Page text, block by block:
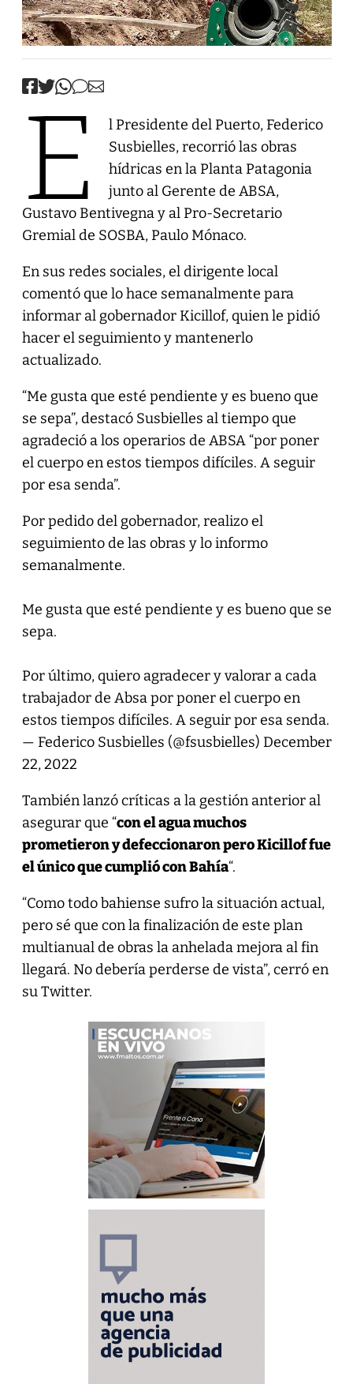
E
l Presidente del Puerto, Federico
Susbielles, recorrió las obras
hídricas en la Planta Patagonia
junto al Gerente de ABSA,
Gustavo Bentivegna y al Pro-Secretario
Gremial de SOSBA, Paulo Mónaco.
En sus redes sociales, el dirigente local
comentó que lo hace semanalmente para
informar al gobernador Kicillof, quien le pidió
hacer el seguimiento y mantenerlo
actualizado.
“Me gusta que esté pendiente y es bueno que
se sepa”, destacó Susbielles al tiempo que
agradeció a los operarios de ABSA “por poner
el cuerpo en estos tiempos difíciles. A seguir
por esa senda”.
Por pedido del gobernador, realizo el
seguimiento de las obras y lo informo
semanalmente.
Me gusta que esté pendiente y es bueno que se
sepa.
Por último, quiero agradecer y valorar a cada
trabajador de Absa por poner el cuerpo en
estos tiempos difíciles. A seguir por esa senda.
— Federico Susbielles (@fsusbielles) December
22, 2022
También lanzó críticas a la gestión anterior al
asegurar que “con el agua muchos
prometieron y defeccionaron pero Kicillof fue
el único que cumplió con Bahía“.
“Como todo bahiense sufro la situación actual,
pero sé que con la finalización de este plan
multianual de obras la anhelada mejora al fin
llegará. No debería perderse de vista”, cerró en
su Twitter.